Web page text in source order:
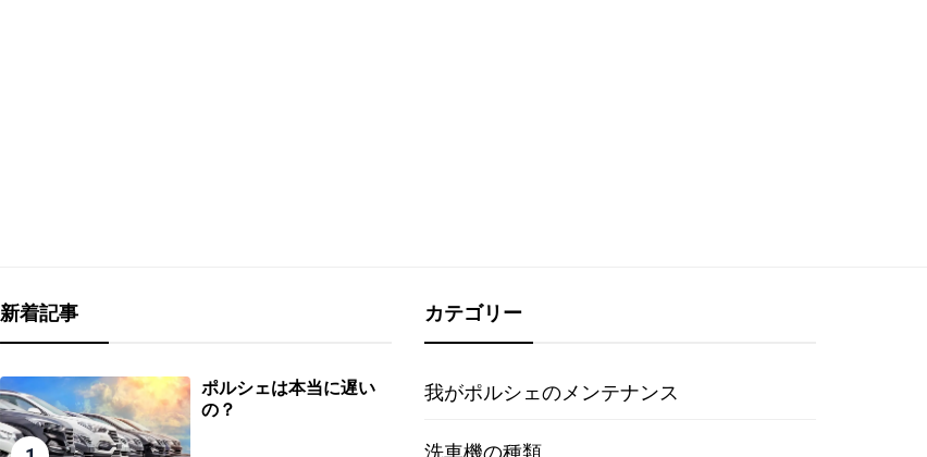
新着記事
ポルシェは本当に遅い
の？
カテゴリー
我がポルシェのメンテナンス
洗車機の種類